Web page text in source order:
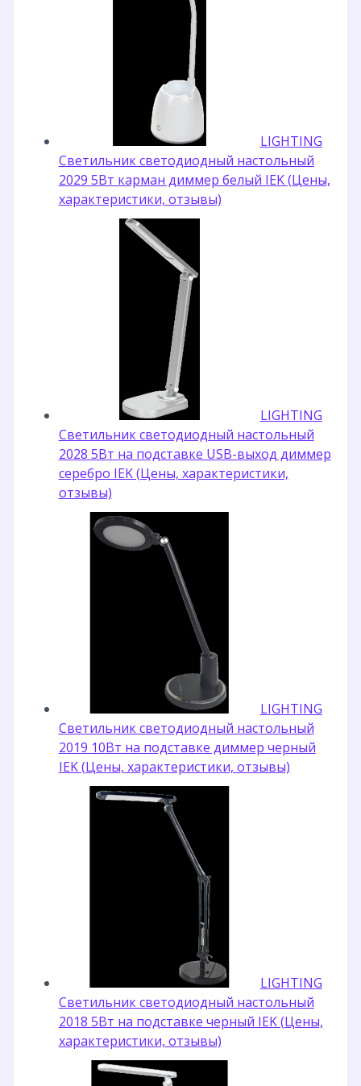
LIGHTING
Светильник светодиодный настольный
2029 5Вт карман диммер белый IEK (Цены,
характеристики, отзывы)
LIGHTING
Светильник светодиодный настольный
2028 5Вт на подставке USB-выход диммер
серебро IEK (Цены, характеристики,
отзывы)
LIGHTING
Светильник светодиодный настольный
2019 10Вт на подставке диммер черный
IEK (Цены, характеристики, отзывы)
LIGHTING
Светильник светодиодный настольный
2018 5Вт на подставке черный IEK (Цены,
характеристики, отзывы)